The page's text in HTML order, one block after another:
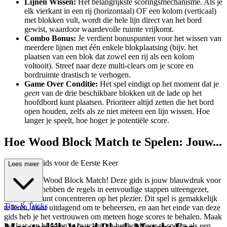
elk vierkant in een rij (horizontaal) OF een kolom (verticaal)
met blokken vult, wordt die hele lijn direct van het bord
gewist, waardoor waardevolle ruimte vrijkomt.
Combo Bonus: Je verdient bonuspunten voor het wissen van
meerdere lijnen met één enkele blokplaatsing (bijv. het
plaatsen van een blok dat zowel een rij als een kolom
voltooit). Streef naar deze multi-clears om je score en
bordruimte drastisch te verhogen.
Game Over Conditie: Het spel eindigt op het moment dat je
geen van de drie beschikbare blokken uit de lade op het
hoofdbord kunt plaatsen. Prioriteer altijd zetten die het bord
open houden, zelfs als ze niet meteen een lijn wissen. Hoe
langer je speelt, hoe hoger je potentiële score.
Hoe Wood Block Match te Spelen: Jouw...
Complete Gids voor de Eerste Keer
Welkom bij Wood Block Match! Deze gids is jouw blauwdruk voor
succes. We hebben de regels in eenvoudige stappen uiteengezet,
zodat je je kunt concentreren op het plezier. Dit spel is gemakkelijk
te leren, maar uitdagend om te beheersen, en aan het einde van deze
gids heb je het vertrouwen om meteen hoge scores te behalen. Maak
Lees meer
Tips & Tricks